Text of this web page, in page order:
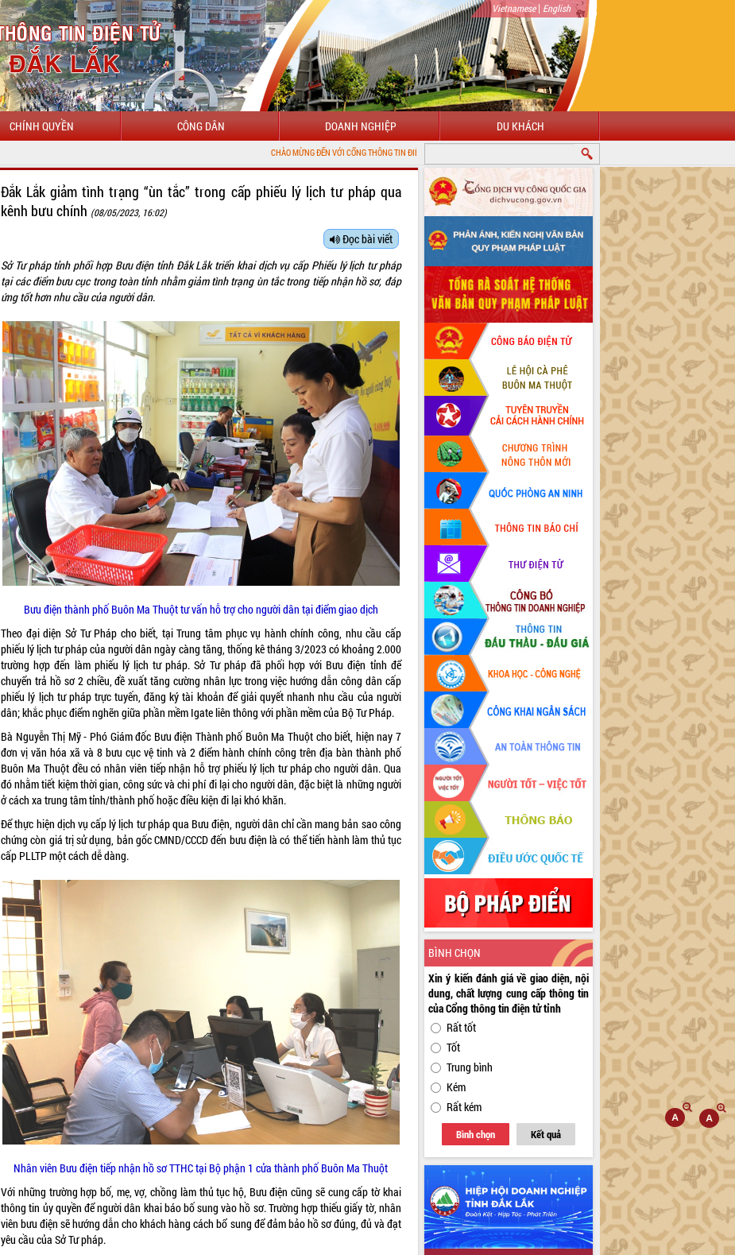
Vietnamese| English
CHÍNH QUYỀN CÔNG DÂN DOANH NGHIỆP DU KHÁCH
CHÀO MỪNG ĐẾN VỚI CỔNG THÔNG TIN ĐIỆN TỬ TỈNH ĐẮK LẮK
Đắk Lắk giảm tình trạng “ùn tắc” trong cấp phiếu lý lịch tư pháp qua
kênh bưu chính (08/05/2023, 16:02)
Đọc bài viết
Sở Tư pháp tỉnh phối hợp Bưu điện tỉnh Đắk Lắk triển khai dịch vụ cấp Phiếu lý lịch tư pháp
tại các điểm bưu cục trong toàn tỉnh nhằm giảm tình trạng ùn tắc trong tiếp nhận hồ sơ, đáp
ứng tốt hơn nhu cầu của người dân.
Bưu điện thành phố Buôn Ma Thuột tư vấn hỗ trợ cho người dân tại điểm giao dịch
Theo đại diện Sở Tư Pháp cho biết, tại Trung tâm phục vụ hành chính công, nhu cầu cấp
phiếu lý lịch tư pháp của người dân ngày càng tăng, thống kê tháng 3/2023 có khoảng 2.000
trường hợp đến làm phiếu lý lịch tư pháp. Sở Tư pháp đã phối hợp với Bưu điện tỉnh để
chuyển trả hồ sơ 2 chiều, đề xuất tăng cường nhân lực trong việc hướng dẫn công dân cấp
phiếu lý lịch tư pháp trực tuyến, đăng ký tài khoản để giải quyết nhanh nhu cầu của người
dân; khắc phục điểm nghẽn giữa phần mềm Igate liên thông với phần mềm của Bộ Tư Pháp.
Bà Nguyễn Thị Mỹ - Phó Giám đốc Bưu điện Thành phố Buôn Ma Thuột cho biết, hiện nay 7
đơn vị văn hóa xã và 8 bưu cục vệ tinh và 2 điểm hành chính công trên địa bàn thành phố
Buôn Ma Thuột đều có nhân viên tiếp nhận hỗ trợ phiếu lý lịch tư pháp cho người dân. Qua
đó nhằm tiết kiệm thời gian, công sức và chi phí đi lại cho người dân, đặc biệt là những người
ở cách xa trung tâm tỉnh/thành phố hoặc điều kiện đi lại khó khăn.
Để thực hiện dịch vụ cấp lý lịch tư pháp qua Bưu điện, người dân chỉ cần mang bản sao công
chứng còn giá trị sử dụng, bản gốc CMND/CCCD đến bưu điện là có thể tiến hành làm thủ tục
cấp PLLTP một cách dễ dàng.
Nhân viên Bưu điện tiếp nhận hồ sơ TTHC tại Bộ phận 1 cửa thành phố Buôn Ma Thuột
Với những trường hợp bố, mẹ, vợ, chồng làm thủ tục hộ, Bưu điện cũng sẽ cung cấp tờ khai
thông tin ủy quyền để người dân khai báo bố sung vào hồ sơ. Trường hợp thiếu giấy tờ, nhân
viên bưu điện sẽ hướng dẫn cho khách hàng cách bổ sung để đảm bảo hồ sơ đúng, đủ và đạt
yêu cầu của Sở Tư pháp.
BÌNH CHỌN
Xin ý kiến đánh giá về giao diện, nội
dung, chất lượng cung cấp thông tin
của Cổng thông tin điện tử tỉnh
Rất tốt
Tốt
Trung bình
Kém
Rất kém
Bình chọn Kết quả